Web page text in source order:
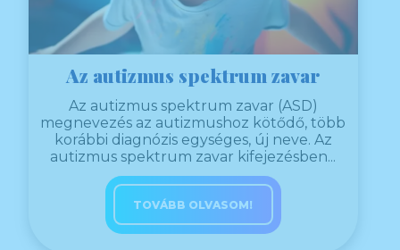
Az autizmus spektrum zavar
Az autizmus spektrum zavar (ASD)
megnevezés az autizmushoz kötődő, több
korábbi diagnózis egységes, új neve. Az
autizmus spektrum zavar kifejezésben...
TOVÁBB OLVASOM!